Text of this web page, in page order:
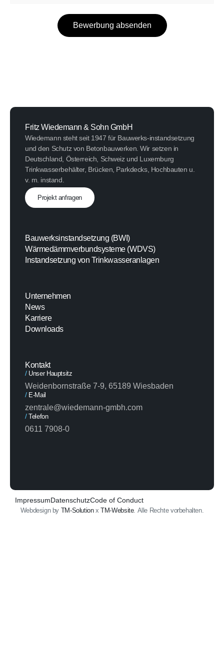
Bewerbung absenden
Fritz Wiedemann & Sohn GmbH
Wiedemann steht seit 1947 für Bauwerks-instandsetzung
und den Schutz von Betonbauwerken. Wir setzen in
Deutschland, Österreich, Schweiz und Luxemburg
Trinkwasserbehälter, Brücken, Parkdecks, Hochbauten u.
v. m. instand.
Projekt anfragen
Bauwerksinstandsetzung (BWI)
Wärmedämmverbundsysteme (WDVS)
Instandsetzung von Trinkwasseranlagen
Unternehmen
News
Karriere
Downloads
Kontakt
/Unser Hauptsitz
Weidenbornstraße 7-9, 65189 Wiesbaden
/E-Mail
zentrale@wiedemann-gmbh.com
/Telefon
0611 7908-0
ImpressumDatenschutzCode of Conduct
Webdesign by TM-SolutionxTM-Website. Alle Rechte vorbehalten.